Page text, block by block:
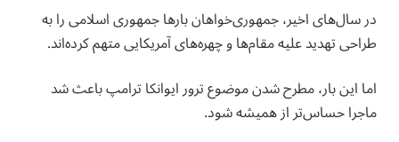
در سال‌های اخیر، جمهوری‌خواهان بارها جمهوری اسلامی را به
طراحی تهدید علیه مقام‌ها و چهره‌های آمریکایی متهم کرده‌اند.
اما این بار، مطرح شدن موضوع ترور ایوانکا ترامپ باعث شد
ماجرا حساس‌تر از همیشه شود.